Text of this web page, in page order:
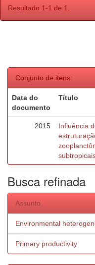
Resultado 1-1 de 1.
Conjunto de itens:
Data do
documento
Título
2015
Influência
Busca refinada
Assunto
Environmental
Primary productivity